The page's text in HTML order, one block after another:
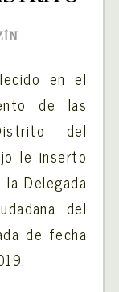
en el
de las
del
le inserto
Delegada
del
de fecha